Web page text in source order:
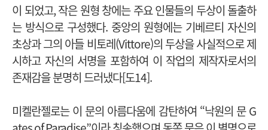
이 되었고, 작은 원형 창에는 주요 인물들의 두상이 돌출하
는 방식으로 구성했다. 중앙의 원형에는 기베르티 자신의
초상과 그의 아들 비토레(Vittore)의 두상을 사실적으로 제
시하고 자신의 서명을 포함하여 이 작업의 제작자로서의
존재감을 분명히 드러냈다[도14].
미켈란젤로는 이 문의 아름다움에 감탄하여 “낙원의 문 G